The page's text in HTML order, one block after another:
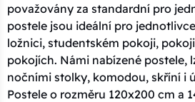
považovány za standardní pro
postele jsou ideální pro
ložnici, studentském pokoji,
pokojích. Námi nabízené postele,
nočními stolky, komodou, skříní i
Postele o rozměru 120x200 cm a